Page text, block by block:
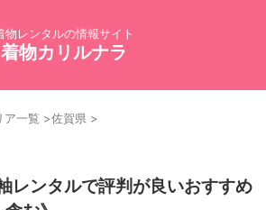
物レンタルの情報サイト
着物カリルナラ
ア一覧 >佐賀県 >
レンタルで評判が良いおすすめ